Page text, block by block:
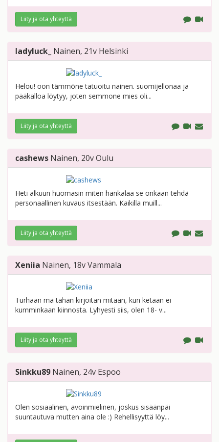
Liity ja ota yhteyttä
ladyluck_ Nainen, 21v Helsinki
Helou! oon tämmöne tatuoitu nainen. suomijellonaa ja
pääkalloa löytyy, joten semmone mies oli...
Liity ja ota yhteyttä
cashews Nainen, 20vOulu
Heti alkuun huomasin miten hankalaa se onkaan tehdä
personaallinen kuvaus itsestään. Kaikilla muill...
Liity ja ota yhteyttä
Xeniia Nainen, 18vVammala
Turhaan mä tähän kirjoitan mitään, kun ketään ei
kumminkaan kiinnosta. Lyhyesti siis, olen 18- v...
Liity ja ota yhteyttä
Sinkku89 Nainen, 24v Espoo
Olen sosiaalinen, avoinmielinen, joskus sisäänpäi
suuntautuva mutten aina ole :) Rehellisyyttä löy...